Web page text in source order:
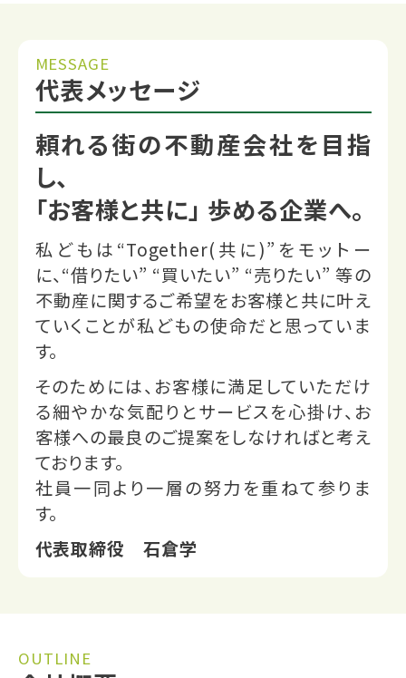
MESSAGE
代表メッセージ
頼れる街の不動産会社を目指
し、
「お客様と共に」 歩める企業へ。
私どもは“Together(共に)”をモットー
に、“借りたい” “買いたい” “売りたい” 等の
不動産に関するご希望をお客様と共に叶え
ていくことが私どもの使命だと思っていま
す。
そのためには、お客様に満足していただけ
る細やかな気配りとサービスを心掛け、お
客様への最良のご提案をしなければと考え
ております。
社員一同より一層の努力を重ねて参りま
す。
代表取締役 石倉学
OUTLINE